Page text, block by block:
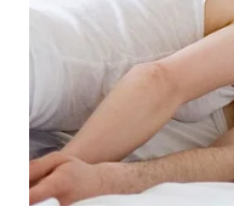
WN
MAJALENGKA
WN
SUBANG